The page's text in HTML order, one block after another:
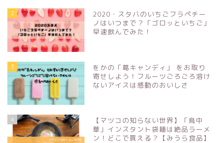
2
2020・スタバのいちごフラペチー
ノはいつまで？「ゴロッといちご」
早速飲んでみた！
3
をかの「葛キャンディ」 をお取り
寄せしよう！フルーツごろごろ溶け
ないアイスは感動のおいしさ
4
【マツコの知らない世界】「鳥中
華」インスタント袋麺は絶品ラーメ
ン！どこで買える？【みうら食品】